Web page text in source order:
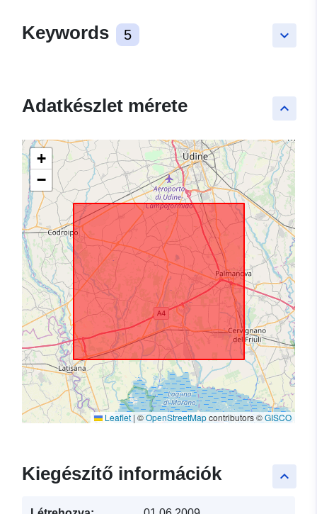
keyboard_arrow_down
Keywords 5
keyboard_arrow_up
Adatkészlet mérete
+
−
Leaflet | ©OpenStreetMapcontributors ©GISCO
keyboard_arrow_up
Kiegészítő információk